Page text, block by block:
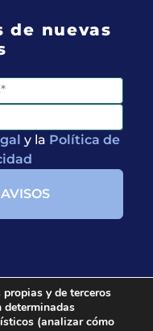
de nuevas
y la Política de
y de terceros
determinadas
(analizar cómo
de